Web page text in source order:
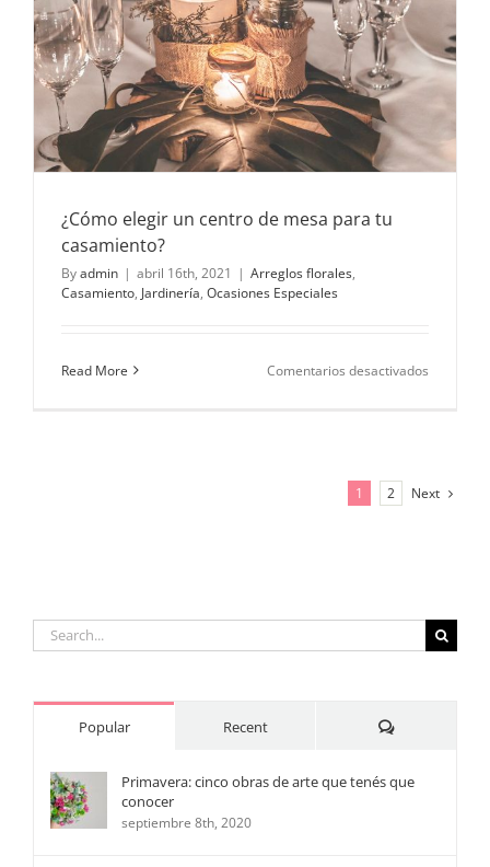
¿Cómo elegir un centro de mesa para tu
casamiento?
Byadmin | abril 16th, 2021 | Arreglos florales,
Casamiento, Jardinería, Ocasiones Especiales
Read More Comentarios desactivados
mesa
1 2 Next
Search
for:
Popular Recent Comments
Primavera: cinco obras de arte que tenés que
conocer
septiembre 8th, 2020